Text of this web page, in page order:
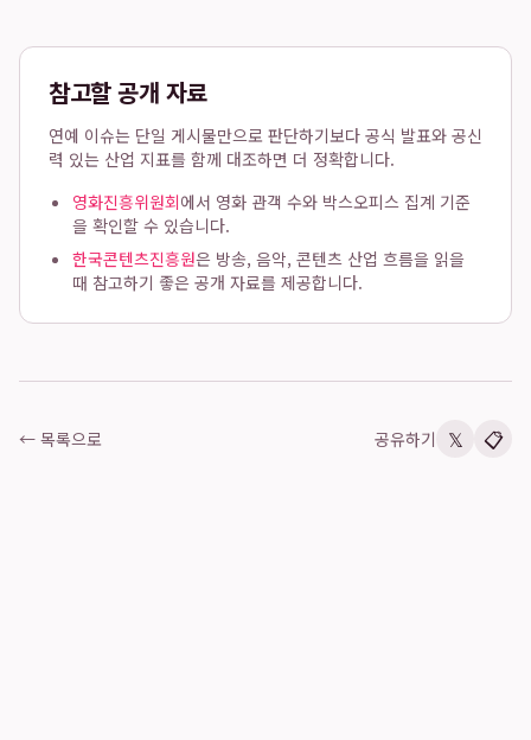
참고할 공개 자료
연예 이슈는 단일 게시물만으로 판단하기보다 공식 발표와 공신
력 있는 산업 지표를 함께 대조하면 더 정확합니다.
영화진흥위원회에서 영화 관객 수와 박스오피스 집계 기준
을 확인할 수 있습니다.
한국콘텐츠진흥원은 방송, 음악, 콘텐츠 산업 흐름을 읽을
때 참고하기 좋은 공개 자료를 제공합니다.
← 목록으로 공유하기 𝕏 📋